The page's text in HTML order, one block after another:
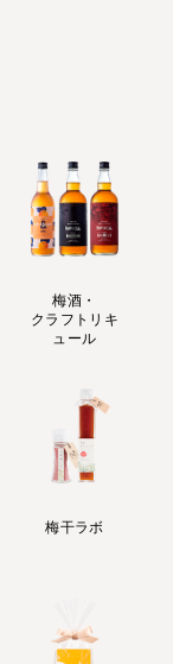
梅酒・
クラフトリキ
ュール
梅干ラボ